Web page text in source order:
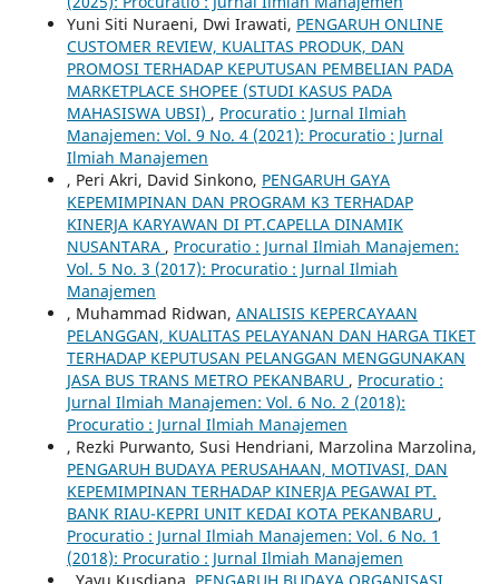
Yuni Siti Nuraeni, Dwi Irawati, PENGARUH ONLINE
CUSTOMER REVIEW, KUALITAS PRODUK, DAN
PROMOSI TERHADAP KEPUTUSAN PEMBELIAN PADA
MARKETPLACE SHOPEE (STUDI KASUS PADA
MAHASISWA UBSI) , Procuratio : Jurnal Ilmiah
Manajemen: Vol. 9 No. 4 (2021): Procuratio : Jurnal
Ilmiah Manajemen
, Peri Akri, David Sinkono, PENGARUH GAYA
KEPEMIMPINAN DAN PROGRAM K3 TERHADAP
KINERJA KARYAWAN DI PT.CAPELLA DINAMIK
NUSANTARA , Procuratio : Jurnal Ilmiah Manajemen:
Vol. 5 No. 3 (2017): Procuratio : Jurnal Ilmiah
Manajemen
, Muhammad Ridwan, ANALISIS KEPERCAYAAN
PELANGGAN, KUALITAS PELAYANAN DAN HARGA TIKET
TERHADAP KEPUTUSAN PELANGGAN MENGGUNAKAN
JASA BUS TRANS METRO PEKANBARU , Procuratio :
Jurnal Ilmiah Manajemen: Vol. 6 No. 2 (2018):
Procuratio : Jurnal Ilmiah Manajemen
, Rezki Purwanto, Susi Hendriani, Marzolina Marzolina,
PENGARUH BUDAYA PERUSAHAAN, MOTIVASI, DAN
KEPEMIMPINAN TERHADAP KINERJA PEGAWAI PT.
BANK RIAU-KEPRI UNIT KEDAI KOTA PEKANBARU ,
Procuratio : Jurnal Ilmiah Manajemen: Vol. 6 No. 1
(2018): Procuratio : Jurnal Ilmiah Manajemen
, Yayu Kusdiana, PENGARUH BUDAYA ORGANISASI